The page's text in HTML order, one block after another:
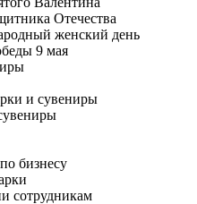
Отечества
женский день
9 мая
и сувениры
бизнесу
сотрудникам